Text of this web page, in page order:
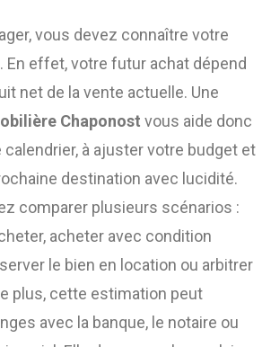
vous devez connaître votre
En effet, votre futur achat dépend
net de la vente actuelle. Une
Chaponost vous aide donc
calendrier, à ajuster votre budget et
destination avec lucidité.
comparer plusieurs scénarios :
acheter avec condition
le bien en location ou arbitrer
plus, cette estimation peut
avec la banque, le notaire ou